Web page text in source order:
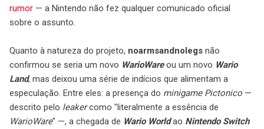
rumor — a Nintendo não fez qualquer comunicado oficial
sobre o assunto.
Quanto à natureza do projeto, noarmsandnolegs não
confirmou se seria um novo WarioWareou um novo Wario
Land, mas deixou uma série de indícios que alimentam a
especulação. Entre eles: a presença do minigame Pictonico —
descrito pelo leakercomo "literalmente a essência de
WarioWare" —, a chegada de Wario Worldao Nintendo Switch